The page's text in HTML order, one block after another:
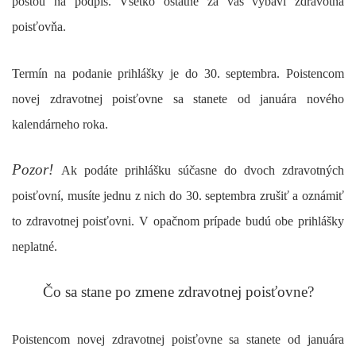
poisťovňa.
Termín na podanie prihlášky je do 30. septembra. Poistencom
novej zdravotnej poisťovne sa stanete od januára nového
kalendárneho roka.
Pozor!
Ak podáte prihlášku súčasne do dvoch zdravotných
poisťovní, musíte jednu z nich do 30. septembra zrušiť a oznámiť
to zdravotnej poisťovni. V opačnom prípade budú obe prihlášky
neplatné.
Čo sa stane po zmene zdravotnej poisťovne?
Poistencom novej zdravotnej poisťovne sa stanete od januára